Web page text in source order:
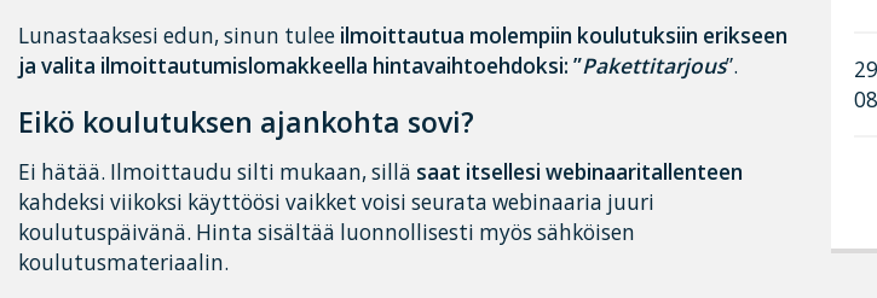
Lunastaaksesi edun, sinun tulee ilmoittautua molempiin koulutuksiin erikseen
ja valita ilmoittautumislomakkeella hintavaihtoehdoksi: ”Pakettitarjous”.
Eikö koulutuksen ajankohta sovi?
Ei hätää. Ilmoittaudu silti mukaan, sillä saat itsellesi webinaaritallenteen
kahdeksi viikoksi käyttöösi vaikket voisi seurata webinaaria juuri
koulutuspäivänä. Hinta sisältää luonnollisesti myös sähköisen
koulutusmateriaalin.